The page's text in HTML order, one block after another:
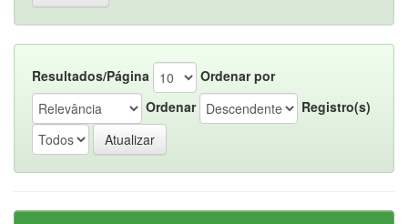
Resultados/Página
Ordenar por
Ordenar
Registro(s)